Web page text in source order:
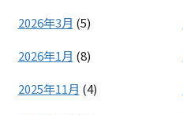
2026年3月 (5)
2026年1月 (8)
2025年11月 (4)